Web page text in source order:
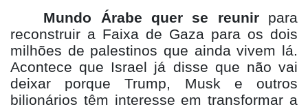
Mundo Árabe quer se reunirpara
reconstruir a Faixa de Gaza para os dois
milhões de palestinos que ainda vivem lá.
Acontece que Israel já disse que não vai
deixar porque Trump, Musk e outros
bilionários têm interesse em transformar a